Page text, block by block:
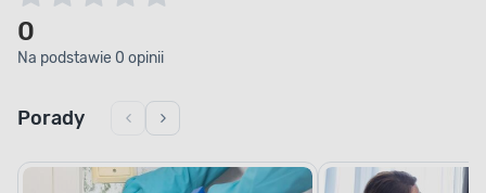
0
Na podstawie 0 opinii
Porady